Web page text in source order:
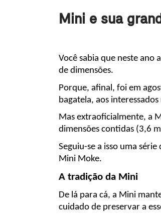
Mini e sua
Você sabia que neste ano
de dimensões.
Porque, afinal, foi em
bagatela, aos
Mas extraoficialmente, a
dimensões contidas (3,6
Seguiu-se a isso uma
Mini Moke.
A tradição da Mini
De lá para cá, a Mini
cuidado de preservar a